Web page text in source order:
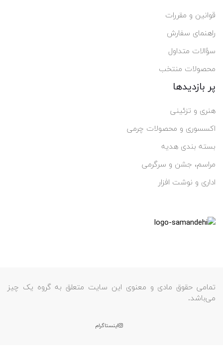
قوانین و مقررات
راهنمای سفارش
سؤالات متداول
محصولات منتخب
پر بازدیدها
هنری و تزئینی
اکسسوری و محصولات چرمی
بسته بندی هدیه
مراسم، جشن و سرگرمی
اداری و نوشت افزار
تمامی حقوق مادی و معنوی این سایت متعلق به گروه یک چیز
می‌باشد.
اینستاگرام